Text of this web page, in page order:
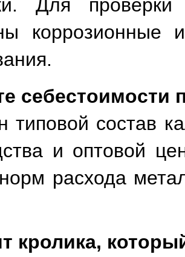
Для
коррозионные
себестоимости
типовой состав
и оптовой
расхода
кролика,